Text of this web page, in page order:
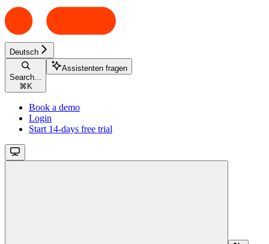
Deutsch
Search...
⌘ K
Assistenten fragen
Book a demo
Login
Start 14-days free trial